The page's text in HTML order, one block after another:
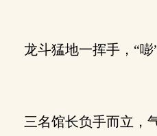
龙斗猛地一挥手，“嘭
三名馆长负手而立，